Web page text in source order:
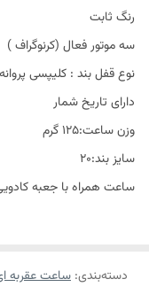
رنگ ثابت
سه موتور فعال (کرنوگراف )
نوع قفل بند : کلیپسی
دارای تاریخ شمار
وزن ساعت:125 گرم
سایز بند:20
ساعت همراه با جعبه
دسته‌بندی: ساعت عقربه